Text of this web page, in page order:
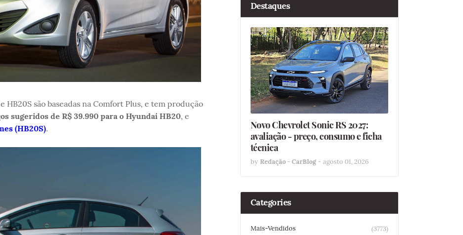
HB20S são baseadas na Comfort Plus, e tem produção
sugeridos de R$ 39.990 para o Hyundai HB20, e
(HB20S).
Destaques
Novo Chevrolet Sonic RS 2027:
avaliação - preço, consumo e ficha
técnica
by Redação - CarBlog - agosto 01, 2026
Categories
Mais-Vendidos
(3773)